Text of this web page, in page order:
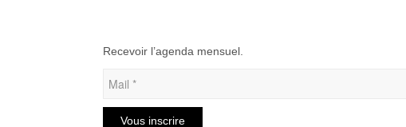
Recevoir l’agenda mensuel.